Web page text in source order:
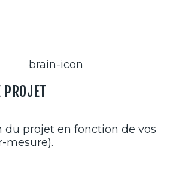
du projet en fonction de vos
mesure).